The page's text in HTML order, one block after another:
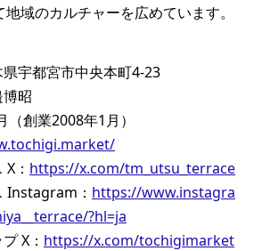
域のカルチャーを広めています。
宇都宮市中央本町4-23
昭
創業2008年1月）
： https://x.com/tm_utsu_terrace
Instagram： https://www.instagra
?hl=ja
X： https://x.com/tochigimarket